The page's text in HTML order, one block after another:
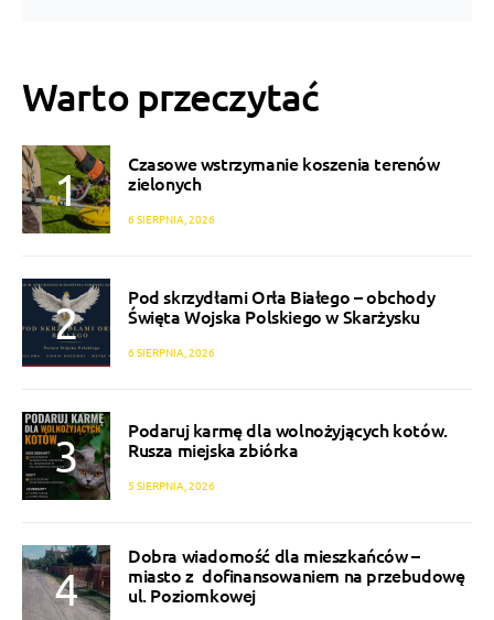
Warto przeczytać
Czasowe wstrzymanie koszenia terenów
zielonych
6 SIERPNIA, 2026
Pod skrzydłami Orła Białego – obchody
Święta Wojska Polskiego w Skarżysku
6 SIERPNIA, 2026
Podaruj karmę dla wolnożyjących kotów.
Rusza miejska zbiórka
5 SIERPNIA, 2026
Dobra wiadomość dla mieszkańców –
miasto z dofinansowaniem na przebudowę
ul. Poziomkowej